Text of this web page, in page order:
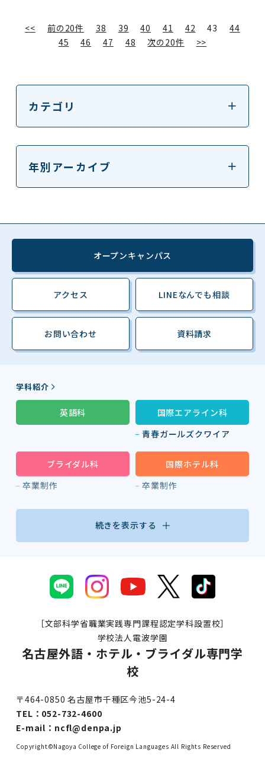
<< 前の20件 38 39 40 41 42 43
44
45
46 47 48 次の20件 >>
カテゴリ
年別アーカイブ
オープンキャンパス
アクセス LINEなんでも相談
お問い合わせ 資料請求
学科紹介
英語科
国際エアライン科
青春ガールズクワイア
ブライダル科
卒業制作
国際ホテル科
卒業制作
続きを表示する
［文部科学省職業実践専門課程認定学科設置校］
学校法人電波学園
名古屋外語・ホテル・ブライダル専門学
校
〒464-0850 名古屋市千種区今池5-24-4
TEL： 052-732-4600
E-mail： ncfl@denpa.jp
Copyright©Nagoya College of Foreign Languages All Rights Reserved